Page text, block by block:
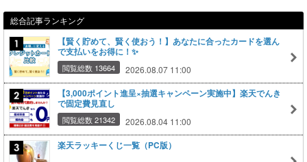
総合記事ランキング
【賢く貯めて、賢く使おう！】あなたに合ったカードを選ん
で支払いをお得に！✨
閲覧総数 13664 2026.08.07 11:00
【3,000ポイント進呈×抽選キャンペーン実施中】楽天でんき
で固定費見直し
閲覧総数 21342 2026.08.04 11:00
楽天ラッキーくじ一覧（PC版）